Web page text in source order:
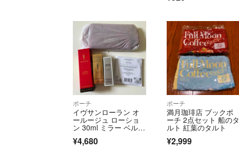
ポーチ
イヴサンローラン オ
ールージュ ローショ
ン 30ml ミラー ベルベ
ットポーチ 非売品 ノ
ベルティ
¥4,680
ポーチ
満月珈琲店 ブックポ
ーチ 2点セット 船のタ
ルト 紅葉のタルト
¥2,999